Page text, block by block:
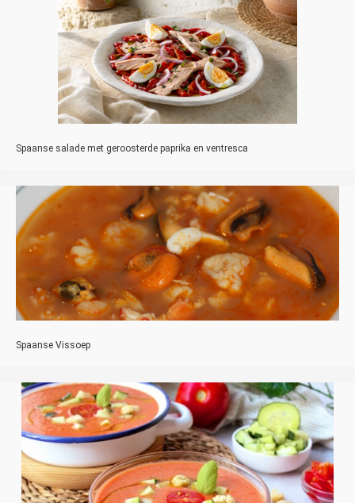
Spaanse salade met geroosterde paprika en ventresca
Spaanse Vissoep